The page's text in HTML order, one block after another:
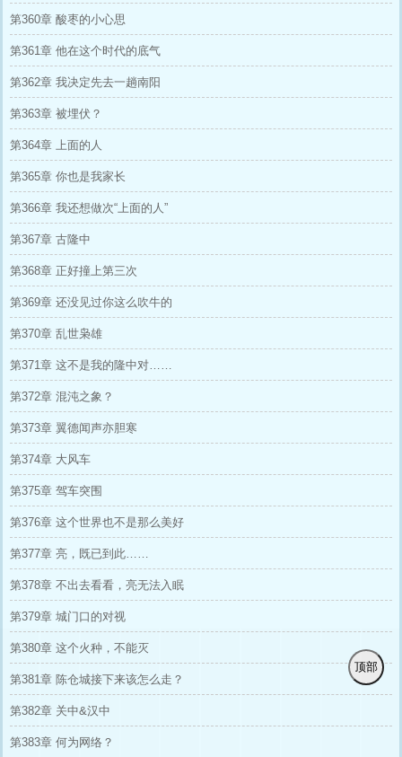
第360章 酸枣的小心思
第361章 他在这个时代的底气
第362章 我决定先去一趟南阳
第363章 被埋伏？
第364章 上面的人
第365章 你也是我家长
第366章 我还想做次“上面的人”
第367章 古隆中
第368章 正好撞上第三次
第369章 还没见过你这么吹牛的
第370章 乱世枭雄
第371章 这不是我的隆中对……
第372章 混沌之象？
第373章 翼德闻声亦胆寒
第374章 大风车
第375章 驾车突围
第376章 这个世界也不是那么美好
第377章 亮，既已到此……
第378章 不出去看看，亮无法入眠
第379章 城门口的对视
第380章 这个火种，不能灭
第381章 陈仓城接下来该怎么走？
第382章 关中&汉中
第383章 何为网络？
顶部